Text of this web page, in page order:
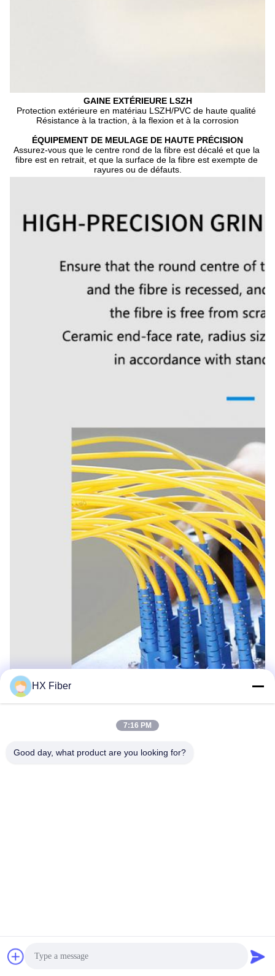
GAINE EXTÉRIEURE LSZH
Protection extérieure en matériau LSZH/PVC de haute qualité
Résistance à la traction, à la flexion et à la corrosion
ÉQUIPEMENT DE MEULAGE DE HAUTE PRÉCISION
Assurez-vous que le centre rond de la fibre est décalé et que la
fibre est en retrait, et que la surface de la fibre est exempte de
rayures ou de défauts.
HX Fiber
7:16 PM
Good day, what product are you looking for?